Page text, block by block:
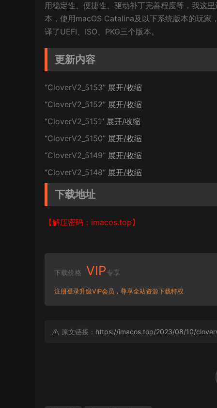
用稳定性、便捷性、驱动补丁完善程度等，我这
本，使用macOS Catalina及以下系统版本的玩
译了UEFI、ISO、PKG三个版本。
更新内容
“CloverV2_5153” 展开/收缩
“CloverV2_5152” 展开/收缩
“CloverV2_5151” 展开/收缩
“CloverV2_5150” 展开/收缩
“CloverV2_5149” 展开/收缩
“CloverV2_5148” 展开/收缩
下载地址
【解压密码：imacos.top】
下载价格 VIP专享
注册登录升级VIP会员，尊享全站资源下载特权
原文链接： https://imacos.top/2023/08/10/